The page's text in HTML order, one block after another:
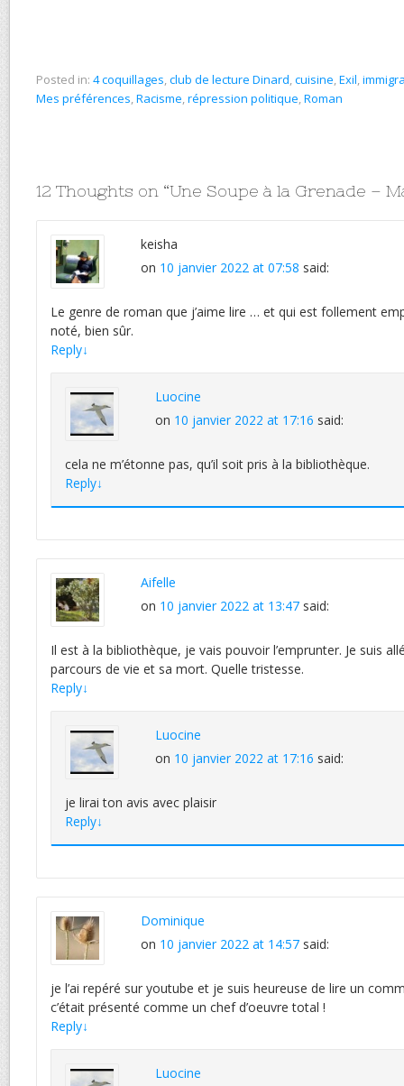
Posted in: 4 coquillages,club de lecture Dinard,cuisine,Exil,
Mes préférences,Racisme,répression politique,Roman
12 Thoughts on “Une Soupe à la Grenade –
keisha
on 10 janvier 2022 at 07:58 said:
Le genre de roman que j’aime lire … et qui est follement
noté, bien sûr.
Reply↓
Luocine
on 10 janvier 2022 at 17:16 said:
cela ne m’étonne pas, qu’il soit pris à la bibliothèque.
Reply↓
Aifelle
on 10 janvier 2022 at 13:47 said:
Il est à la bibliothèque, je vais pouvoir l’emprunter. Je suis
parcours de vie et sa mort. Quelle tristesse.
Reply↓
Luocine
on 10 janvier 2022 at 17:16 said:
je lirai ton avis avec plaisir
Reply↓
Dominique
on 10 janvier 2022 at 14:57 said:
je l’ai repéré sur youtube et je suis heureuse de lire un
c’était présenté comme un chef d’oeuvre total !
Reply↓
Luocine